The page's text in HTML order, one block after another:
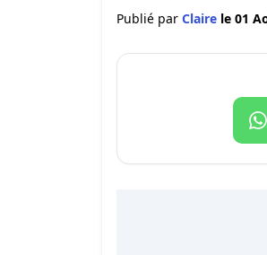
Publié par Claire le 01